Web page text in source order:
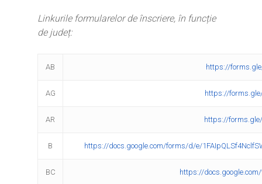
Linkurile formularelor de înscriere, în funcție
de județ:
AB https://
AG https://
AR https://
B https://docs.google.com/forms/d/e/
BC https://